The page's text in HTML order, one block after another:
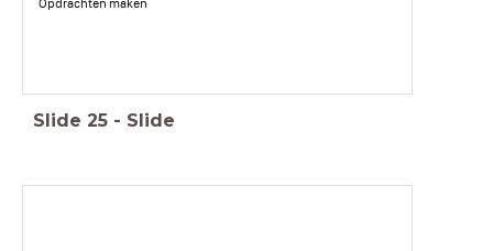
Slide 25 - Slide